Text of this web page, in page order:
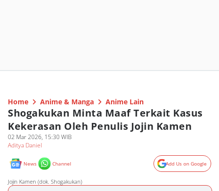
Home Anime & Manga Anime Lain
Shogakukan Minta Maaf Terkait Kasus
Kekerasan Oleh Penulis Jojin Kamen
02 Mar 2026, 15:30 WIB
Aditya Daniel
News Channel Add Us on Google
Jojin Kamen (dok. Shogakukan)